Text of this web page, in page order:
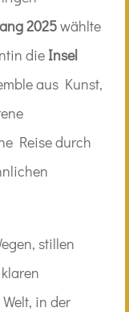
2025wählte
die Insel
aus Kunst,
Reise durch
stillen
in der